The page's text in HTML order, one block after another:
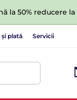
la 50% reducere
și plată Servicii